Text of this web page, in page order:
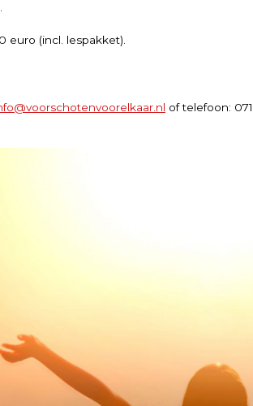
euro (incl. lespakket).
of telefoon: 071